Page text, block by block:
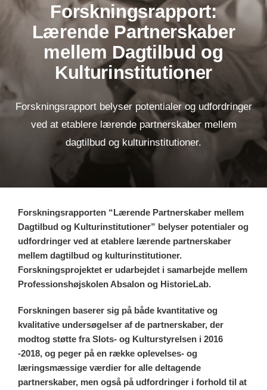
Forskningsrapport:
Lærende Partnerskaber
mellem Dagtilbud og
Kulturinstitutioner
Forskningsrapport belyser potentialer og udfordringer
ved at etablere lærende partnerskaber mellem
dagtilbud og kulturinstitutioner.
Forskningsrapporten “Lærende Partnerskaber mellem
Dagtilbud og Kulturinstitutioner” belyser potentialer og
udfordringer ved at etablere lærende partnerskaber
mellem dagtilbud og kulturinstitutioner.
Forskningsprojektet er udarbejdet i samarbejde mellem
Professionshøjskolen Absalon og HistorieLab.
Forskningen baserer sig på både kvantitative og
kvalitative undersøgelser af de partnerskaber, der
modtog støtte fra Slots- og Kulturstyrelsen i 2016
-2018, og peger på en række oplevelses- og
læringsmæssige værdier for alle deltagende
partnerskaber, men også på udfordringer i forhold til at